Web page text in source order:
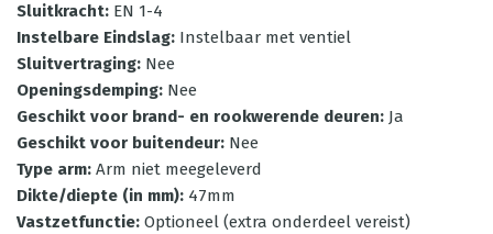
Sluitkracht: EN 1-4
Instelbare Eindslag: Instelbaar met ventiel
Sluitvertraging: Nee
Openingsdemping: Nee
Geschikt voor brand- en rookwerende deuren: Ja
Geschikt voor buitendeur: Nee
Type arm: Arm niet meegeleverd
Dikte/diepte (in mm): 47mm
Vastzetfunctie: Optioneel (extra onderdeel vereist)